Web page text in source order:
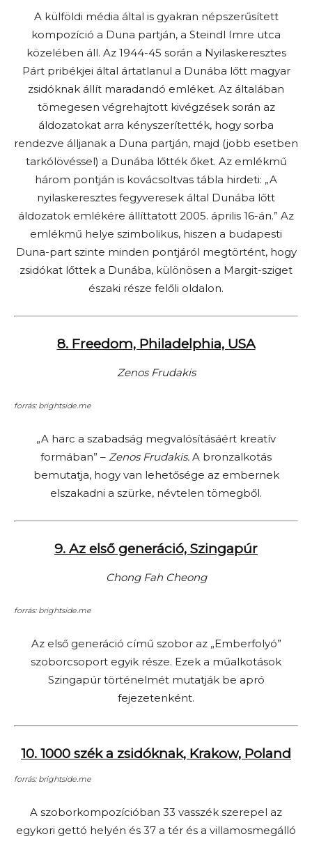
A külföldi média által is gyakran népszerűsített
kompozíció a Duna partján, a Steindl Imre utca
közelében áll. Az 1944-45 során a Nyilaskeresztes
Párt pribékjei által ártatlanul a Dunába lőtt magyar
zsidóknak állít maradandó emléket. Az általában
tömegesen végrehajtott kivégzések során az
áldozatokat arra kényszerítették, hogy sorba
rendezve álljanak a Duna partján, majd (jobb esetben
tarkólövéssel) a Dunába lőtték őket. Az emlékmű
három pontján is kovácsoltvas tábla hirdeti: „A
nyilaskeresztes fegyveresek által Dunába lőtt
áldozatok emlékére állíttatott 2005. április 16-án.” Az
emlékmű helye szimbolikus, hiszen a budapesti
Duna-part szinte minden pontjáról megtörtént, hogy
zsidókat lőttek a Dunába, különösen a Margit-sziget
északi része felőli oldalon.
8. Freedom, Philadelphia, USA
Zenos Frudakis
forrás: brightside.me
„A harc a szabadság megvalósításáért kreatív
formában” – Zenos Frudakis. A bronzalkotás
bemutatja, hogy van lehetősége az embernek
elszakadni a szürke, névtelen tömegből.
9. Az első generáció, Szingapúr
Chong Fah Cheong
forrás: brightside.me
Az első generáció című szobor az „Emberfolyó”
szoborcsoport egyik része. Ezek a műalkotások
Szingapúr történelmét mutatják be apró
fejezetenként.
10. 1000 szék a zsidóknak, Krakow, Poland
forrás: brightside.me
A szoborkompozícióban 33 vasszék szerepel az
egykori gettó helyén és 37 a tér és a villamosmegálló